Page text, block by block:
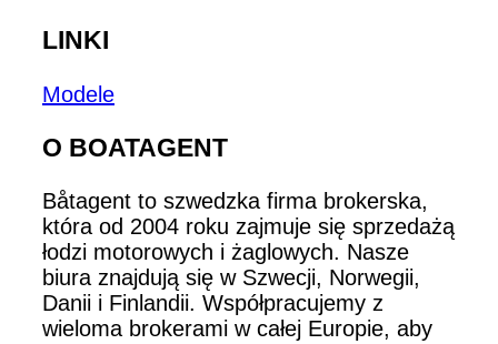
LINKI
Modele
O BOATAGENT
Båtagent to szwedzka firma brokerska,
która od 2004 roku zajmuje się sprzedażą
łodzi motorowych i żaglowych. Nasze
biura znajdują się w Szwecji, Norwegii,
Danii i Finlandii. Współpracujemy z
wieloma brokerami w całej Europie, aby